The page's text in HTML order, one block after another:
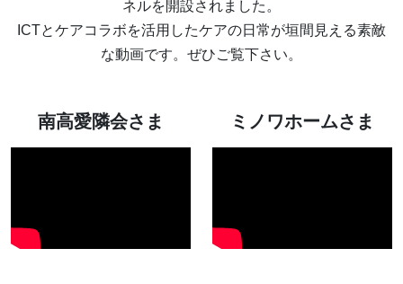
ネルを開設されました。
ICTとケアコラボを活用したケアの日常が垣間見える素敵
な動画です。ぜひご覧下さい。
南高愛隣会さま ミノワホームさま